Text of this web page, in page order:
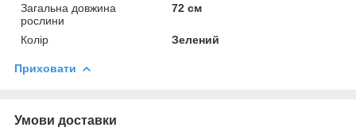
Загальна довжина
рослини
72 см
Колір Зелений
Приховати
Умови доставки